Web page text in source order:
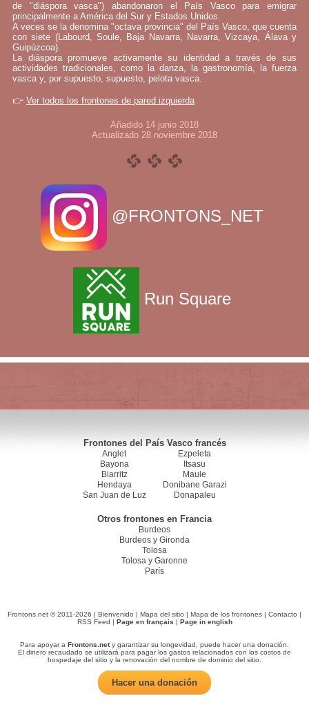
de "diáspora vasca") abandonaron el País Vasco para emigrar
principalmente a América del Sur y Estados Unidos.
A veces se la denomina "octava provincia" del País Vasco, que cuenta
con siete (Labourd, Soule, Baja Navarra, Navarra, Vizcaya, Álava y
Guipúzcoa).
La diáspora promueve activamente su identidad a través de sus
actividades tradicionales, como la danza, la gastronomía, la fuerza
vasca y, por supuesto, supuesto, pelota vasca.
👉 Ver todos los frontones de pared izquierda
Añadido 14 junio 2018
Actualizado 28 noviembre 2018
@FRONTONS_NET
Run Square
Frontones del País Vasco francés
Anglet
Bayona
Biarritz
Hendaya
San Juan de Luz
Ezpeleta
Itsasu
Maule
Donibane Garazi
Donapaleu
Otros frontones en Francia
Burdeos
Burdeos y Gironda
Tolosa
Tolosa y Garonne
París
Frontons.net © 2011-2026 | Bienvenido | Mapa del sitio | Mapa de los frontones | Contacto |
RSS Feed | Page en français | Page in english
Para apoyar a Frontons.nety garantizar su longevidad, puede hacer una donación.
El dinero recaudado se utilizará para pagar los gastos relacionados con los costos de
hospedaje del sitio y la renovación del nombre de dominio del sitio.
Hacer una donación